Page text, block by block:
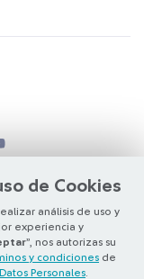
de Cookies
análisis de uso y
experiencia y
”, nos autorizas su
y condiciones de
Personales